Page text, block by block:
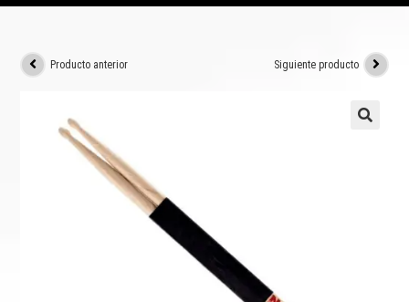
Producto anterior Siguiente producto